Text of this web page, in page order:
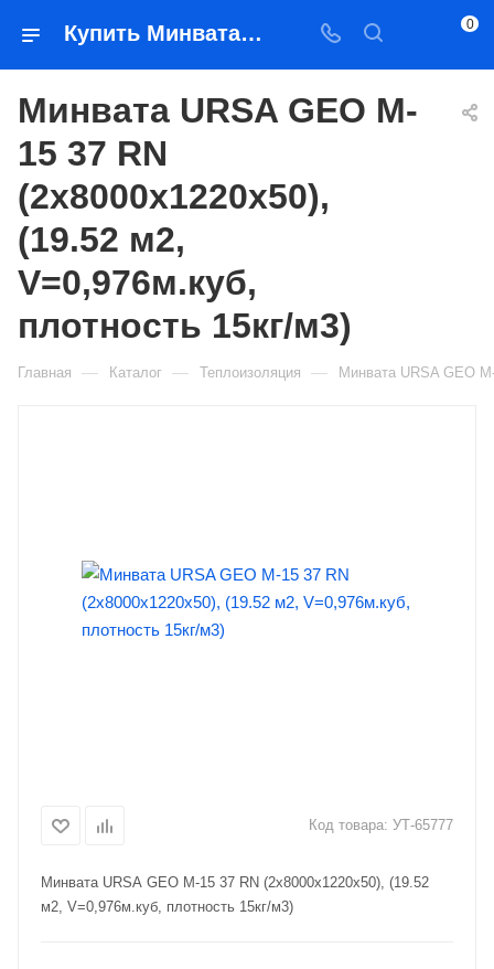
Купить Минвата URSA GEO M-15 37 RN (2х8000х1220х50), (19.52 м2, V=0,976м.куб, плотность 15кг/м3) в Якутске — цена, характеристики, подбор | Востоктехторг 0
Минвата URSA GEO M-
15 37 RN
(2х8000х1220х50),
(19.52 м2,
V=0,976м.куб,
плотность 15кг/м3)
Главная — Каталог — Теплоизоляция — Минвата URSA GEO
Код товара: УТ-65777
Минвата URSA GEO M-15 37 RN (2х8000х1220х50), (19.52
м2, V=0,976м.куб, плотность 15кг/м3)